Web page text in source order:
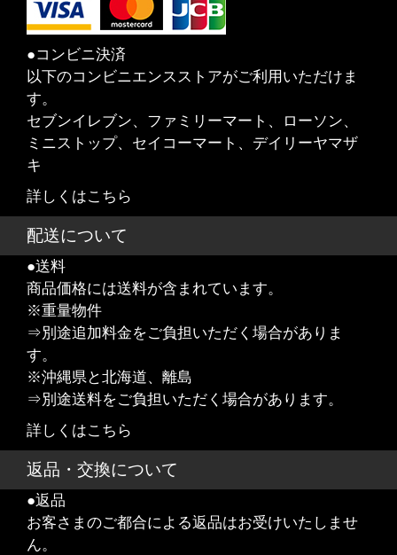
●コンビニ決済
以下のコンビニエンスストアがご利用いただけま
す。
セブンイレブン、ファミリーマート、ローソン、
ミニストップ、セイコーマート、デイリーヤマザ
キ
詳しくはこちら
配送について
●送料
商品価格には送料が含まれています。
※重量物件
⇒別途追加料金をご負担いただく場合がありま
す。
※沖縄県と北海道、離島
⇒別途送料をご負担いただく場合があります。
詳しくはこちら
返品・交換について
●返品
お客さまのご都合による返品はお受けいたしませ
ん。